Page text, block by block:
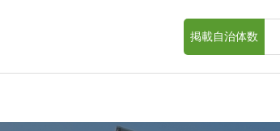
掲載自治体数